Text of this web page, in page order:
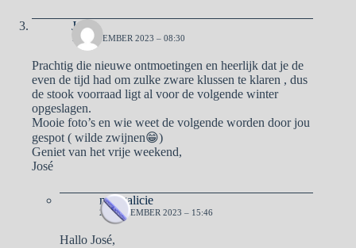
José
17 NOVEMBER 2023 – 08:30
Prachtig die nieuwe ontmoetingen en heerlijk dat je de
even de tijd had om zulke zware klussen te klaren , dus
de stook voorraad ligt al voor de volgende winter
opgeslagen.
Mooie foto’s en wie weet de volgende worden door jou
gespot ( wilde zwijnen😁)
Geniet van het vrije weekend,
José
naargalicie
21 NOVEMBER 2023 – 15:46
Hallo José,